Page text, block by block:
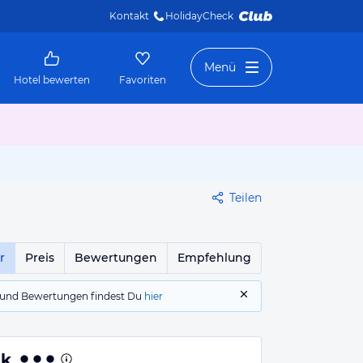
Kontakt HolidayCheck
Hotel bewerten Favoriten
Menü
Teilen
Preis Bewertungen Empfehlung
Bewertungen findest Du hier